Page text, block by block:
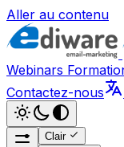
Aller au contenu
Webinars
Contactez-nous
Clair